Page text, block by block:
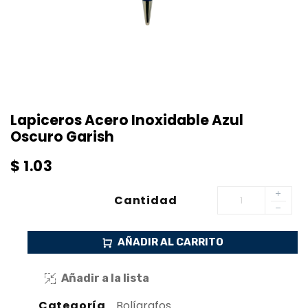
Lapiceros Acero Inoxidable Azul
Oscuro Garish
$ 1.03
Cantidad
AÑADIR AL CARRITO
Añadir a la lista